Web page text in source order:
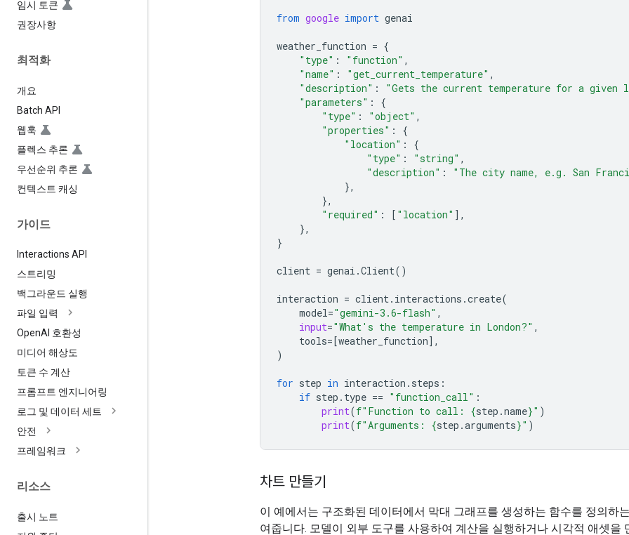
임시 토큰
권장사항
최적화
개요
Batch API
웹훅
플렉스 추론
우선순위 추론
컨텍스트 캐싱
가이드
Interactions API
스트리밍
백그라운드 실행
파일 입력
OpenAI 호환성
미디어 해상도
토큰 수 계산
프롬프트 엔지니어링
로그 및 데이터 세트
안전
프레임워크
리소스
출시 노트
from google import genai
weather_function = {
"type" : "function" ,
"name" : "get_current_temperature" ,
"description" : "Gets the current temperature for a given
"parameters" :
{
"type" : "object" ,
"properties" :
{
"location" :
{
"type" : "string" ,
"description" : "The city name, e.g. San
},
},
"required" : [ "location" ],
},
}
client = genai .Client()
interaction = client. interactions .create(
model="gemini-3.6-flash" ,
input="What's the temperature in London?" ,
tools=[weather_function],
)
for step in interaction . steps :
if step . type == "function_call" :
print(f"Function to call: {step .name}" )
print(f"Arguments: {step .arguments}" )
차트 만들기
이 예에서는 구조화된 데이터에서 막대 그래프를 생성하는 함수를 정의하
여줍니다. 모델이 외부 도구를 사용하여 계산을 실행하거나 시각적 애셋을